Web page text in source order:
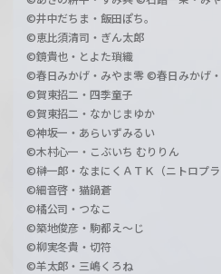
©井中だちま・飯田ぽち。
©恵比須清司・ぎん太郎
©鏡貴也・とよた瑣織
©春日みかげ・みやま零 ©春日みかげ
©賀東招二・四季童子
©賀東招二・なかじまゆか
©神坂一・あらいずみるい
©木村心一・こぶいち むりりん
©榊一郎・なまにくＡＴＫ（ニトロプラ
©細音啓・猫鍋蒼
©橘公司・つなこ
©築地俊彦・駒都え～じ
©柳実冬貴・切符
©羊太郎・三嶋くろね